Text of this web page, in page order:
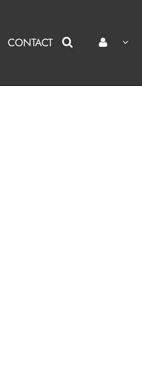
CONTACT